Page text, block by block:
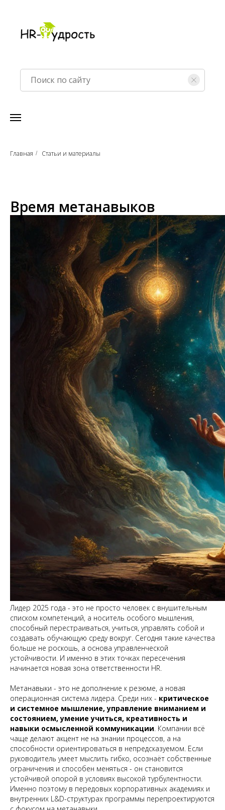
Главная / Статьи и материалы
Время метанавыков
Лидер 2025 года - это не просто человек с внушительным
списком компетенций, а носитель особого мышления,
способный перестраиваться, учиться, управлять собой и
создавать обучающую среду вокруг. Сегодня такие качества
больше не роскошь, а основа управленческой
устойчивости. И именно в этих точках пересечения
начинается новая зона ответственности HR.
Метанавыки - это не дополнение к резюме, а новая
операционная система лидера. Среди них - критическое
и системное мышление, управление вниманием и
состоянием, умение учиться, креативность и
навыки осмысленной коммуникации . Компании всё
чаще делают акцент не на знании процессов, а на
способности ориентироваться в непредсказуемом. Если
руководитель умеет мыслить гибко, осознаёт собственные
ограничения и способен меняться - он становится
устойчивой опорой в условиях высокой турбулентности.
Именно поэтому в передовых корпоративных академиях и
внутренних L&D-структурах программы перепроектируются